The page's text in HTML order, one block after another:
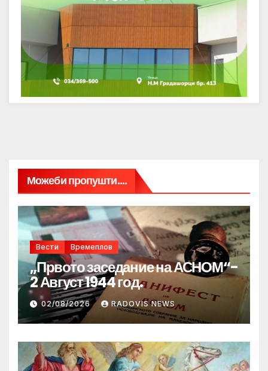
Можеби пропушти....
Вести Времеплов
„Првото заседание на АСНОМ“-
2 Август 1944 год.
02/08/2026 RADOVIS NEWS